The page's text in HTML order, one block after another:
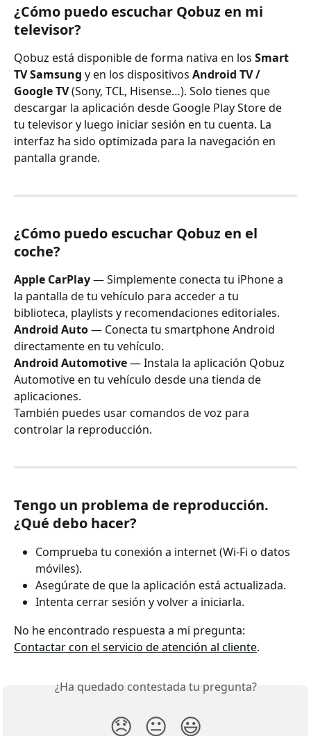
¿Cómo puedo escuchar Qobuz en mi
televisor?
Qobuz está disponible de forma nativa en los Smart
TV Samsung y en los dispositivos Android TV /
Google TV (Sony, TCL, Hisense…). Solo tienes que
descargar la aplicación desde Google Play Store de
tu televisor y luego iniciar sesión en tu cuenta. La
interfaz ha sido optimizada para la navegación en
pantalla grande.
¿Cómo puedo escuchar Qobuz en el
coche?
Apple CarPlay — Simplemente conecta tu iPhone a
la pantalla de tu vehículo para acceder a tu
biblioteca, playlists y recomendaciones editoriales.
Android Auto — Conecta tu smartphone Android
directamente en tu vehículo.
Android Automotive — Instala la aplicación Qobuz
Automotive en tu vehículo desde una tienda de
aplicaciones.
También puedes usar comandos de voz para
controlar la reproducción.
Tengo un problema de reproducción.
¿Qué debo hacer?
Comprueba tu conexión a internet (Wi-Fi o datos
móviles).
Asegúrate de que la aplicación está actualizada.
Intenta cerrar sesión y volver a iniciarla.
No he encontrado respuesta a mi pregunta:
Contactar con el servicio de atención al cliente.
¿Ha quedado contestada tu pregunta?
😞 😐 😃